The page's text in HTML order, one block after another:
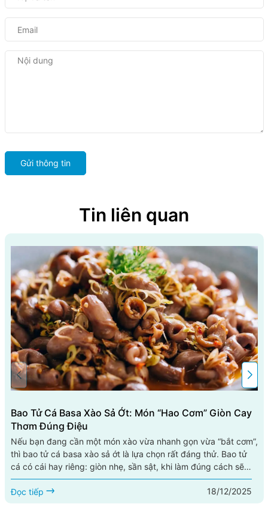
Gửi thông tin
Tin liên quan
Bao Tử Cá Basa Xào Sả Ớt: Món “hao Cơm” Giòn Cay
Thơm Đúng Điệu
Nếu bạn đang cần một món xào vừa nhanh gọn vừa “bắt cơm”,
thì bao tử cá basa xào sả ớt là lựa chọn rất đáng thử. Bao tử
cá có cái hay riêng: giòn nhẹ, sần sật, khi làm đúng cách sẽ
sạch mùi, thấm vị, ăn hoài không ngán. Kết hợp với sả băm
thơm nồng và ớt cay the, món này lên đĩa là mùi thơm bốc lên
đã thấy đói. Bài viết này hướng dẫn bạn cách...
Đọc tiếp 18/12/2025